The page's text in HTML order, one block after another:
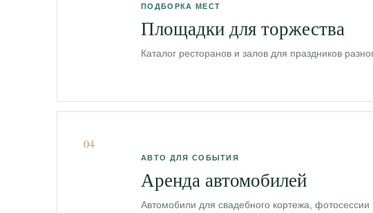
ПОДБОРКА МЕСТ
Площадки для торжества
Каталог ресторанов и залов для праздников
04
АВТО ДЛЯ СОБЫТИЯ
Аренда автомобилей
Автомобили для свадебного кортежа, фотосессии